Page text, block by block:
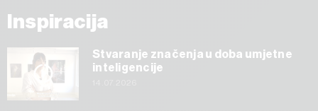
Inspiracija
Stvaranje značenja u doba umjetne
inteligencije